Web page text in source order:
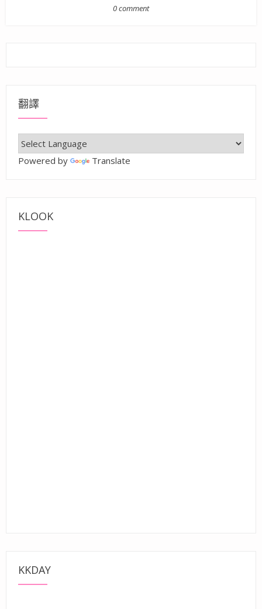
0 comment
翻譯
Powered by Translate
KLOOK
KKDAY